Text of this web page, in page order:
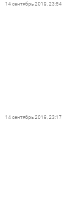
14 сентябрь 2019, 23:54
14 сентябрь 2019, 23:17